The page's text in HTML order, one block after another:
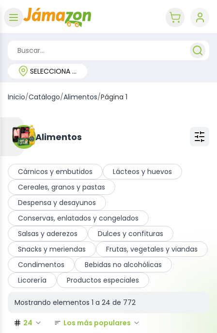
SELECCIONA TU REGIÓN
Inicio/Catálogo/Alimentos/Página 1
Alimentos
Cárnicos y embutidos
Lácteos y huevos
Cereales, granos y pastas
Despensa y desayunos
Conservas, enlatados y congelados
Salsas y aderezos
Dulces y confituras
Snacks y meriendas
Frutas, vegetales y viandas
Condimentos
Bebidas no alcohólicas
Licorería
Productos especiales
Mostrando elementos 1 a 24 de 772
24 Los más populares